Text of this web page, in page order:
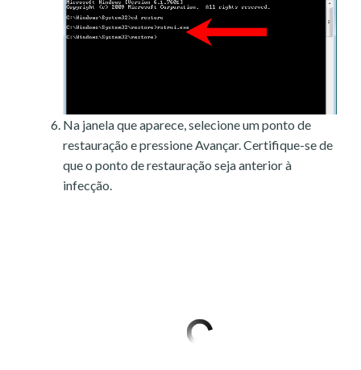
Na janela que aparece, selecione um ponto de
restauração e pressione Avançar. Certifique-se de
que o ponto de restauração seja anterior à
infecção.